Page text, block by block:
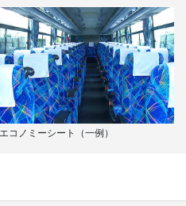
エコノミーシート（一例）